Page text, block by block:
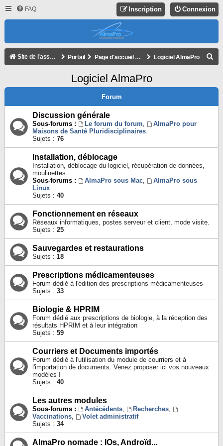
FAQ Connexion
Inscription
Site de l'association Portail Page d'accueil du forum Logiciel AlmaPro
E
H
Logiciel AlmaPro
Forum
Discussion générale
Sous-forums : Le forum du forum,
AlmaPro pour
Maisons de Santé Pluridisciplinaires
Sujets : 76
Installation, déblocage
Installation, déblocage du logiciel, récupération de données,
moulinettes.
Sous-forums :
AlmaPro sous Mac,
AlmaPro sous
Linux
Sujets : 40
Fonctionnement en réseaux
Réseaux informatiques, postes serveur et client, mode visite.
Sujets : 25
Sauvegardes et restaurations
Sujets : 18
Prescriptions médicamenteuses
Forum dédié à l'édition des prescriptions médicamenteuses
Sujets : 33
Biologie & HPRIM
Forum dédié aux prescriptions de biologie, à la réception des
résultats HPRIM et à leur intégration
Sujets : 59
Courriers et Documents importés
Forum dédié à l'utilisation du module de courriers et à
l'importation de documents. Venez proposer ici vos nouveaux
modèles !
Sujets : 40
Les autres modules
Sous-forums : Antécédents, Recherches,
Vaccinations,
Volet administratif
Sujets : 34
AlmaPro nomade : IOs, Androïd...